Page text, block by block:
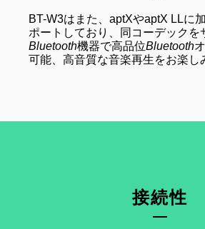
BT-W3はまた、aptXやaptX LLに
ポートしており、同コーデックを
Bluetooth機器で高品位Bluetooth
可能、高音質な音楽再生をお楽し
接続性